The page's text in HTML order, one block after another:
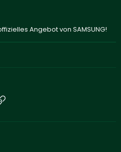
Angebot von SAMSUNG!